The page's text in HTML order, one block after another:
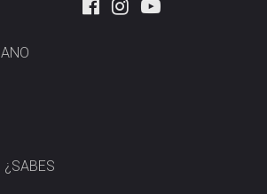
¿SABES